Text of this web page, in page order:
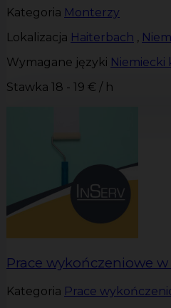
Kategoria Monterzy
Lokalizacja Haiterbach ,
Wymagane języki
Stawka 18 - 19 € / h
Prace wykończeniowe
Kategoria Prace